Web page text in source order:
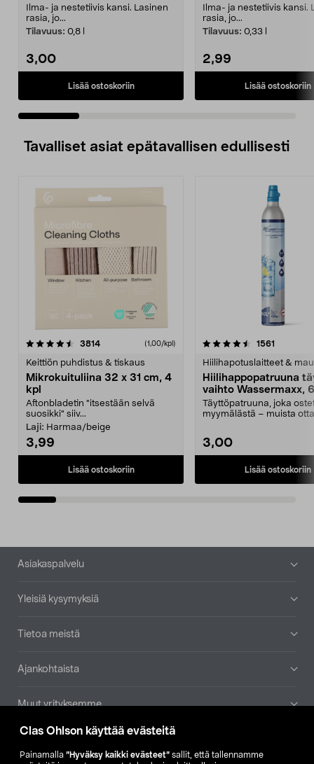
Clas Ohlson käyttää evästeitä
Painamalla ”Hyväksy kaikki evästeet” sallit, että tallennamme
Ilma- ja nestetiivis kansi. Lasinen
rasia, jo...
Tilavuus: 0,8 l
3,00
Lisää ostoskoriin
Ilma- ja nestetiivis kansi.
rasia, jo...
Tilavuus: 0,33 l
2,99
Lisää ostoskoriin
Tavalliset asiat epätavallisen edullisesti
3814arvostelut (1,00/kpl)
Keittiön puhdistus & tiskaus
Mikrokuituliina 32 x 31 cm, 4
kpl
Aftonbladetin "itsestään selvä
suosikki" siiv...
Laji: Harmaa/beige
3,99
Lisää ostoskoriin
4.5viidestä
1561
Hiilihapotuslaitteet &
Hiilihappopatruuna
vaihto Wassermaxx,
Täyttöpatruuna, joka
myymälästä – muista
3,00
Lisää ostoskoriin
4.5viidestä
Alatunniste
Asiakaspalvelu
Yleisiä kysymyksiä
Tietoa meistä
Ajankohtaista
Muut yrityksemme
Etsi myymälä